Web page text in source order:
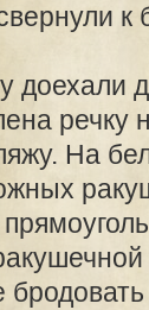
к
доехали
речку
На